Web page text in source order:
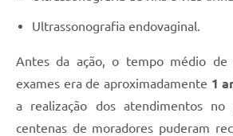
Ultrassonografia endovaginal.
Antes da ação, o tempo médio de
exames era de aproximadamente 1
a realização dos atendimentos no
centenas de moradores puderam